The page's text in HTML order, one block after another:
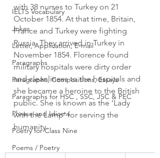
IELTS Vocabulary
Jokes
Letter, Application, E-mail
Paragraphs
Paragraphs, Compositions, Essays
Paragraphs for HSC , SSC, JSC & PEC
Phrase and Idioms
Poetry for Class Nine
Poems / Poetry
with 38 nurses to Turkey on 21
October 1854. At that time, Britain,
France and Turkey were fighting
Russia. They arrived in Turkey in
November 1854. Florence found
military hospitals were dirty order
and cleanliness to the hospitals and
she became a heroine to the British
public. She is known as the ‘Lady
with the Lamp’ for serving the
humanity.